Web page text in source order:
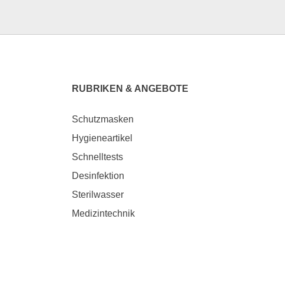
RUBRIKEN & ANGEBOTE
Schutzmasken
Hygieneartikel
Schnelltests
Desinfektion
Sterilwasser
Medizintechnik